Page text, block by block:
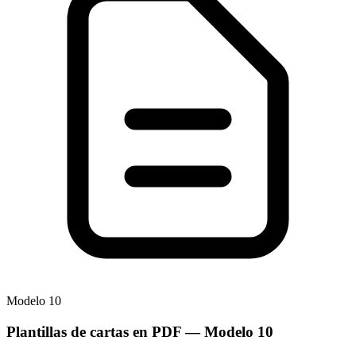
Modelo 10
Plantillas de cartas en PDF— Modelo 10